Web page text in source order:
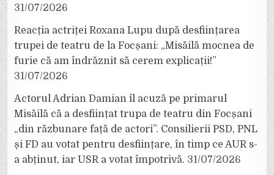
31/07/2026
Reacția actriței Roxana Lupu după desființarea
trupei de teatru de la Focșani: „Misăilă mocnea de
furie că am îndrăznit să cerem explicații!”
31/07/2026
Actorul Adrian Damian îl acuză pe primarul
Misăilă că a desființat trupa de teatru din Focșani
„din răzbunare față de actori”. Consilierii PSD, PNL
și FD au votat pentru desființare, în timp ce AUR s-
a abținut, iar USR a votat împotrivă. 31/07/2026